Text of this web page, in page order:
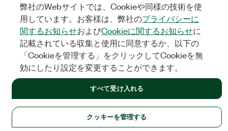
TwitterYouTube
法令関連情報 |IMPRINT|プライバシー|クッキーを管理する
NATIONAL INSTRUMENTS CORP. ALL RIGHTS RESERVED.
弊社のWebサイトでは、Cookieや同様の技術を使
用しています。お客様は、弊社のプライバシーに
関するお知らせおよびCookieに関するお知らせに
記載されている収集と使用に同意するか、以下の
「Cookieを管理する」をクリックしてCookieを無
効にしたり設定を変更することができます。
クッキーを管理する
すべて受け入れる